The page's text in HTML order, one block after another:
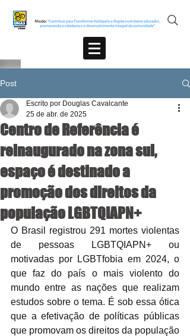
Post
Centro de Referência é
reinaugurado na zona sul,
espaço é destinado a
promoção dos direitos da
população LGBTQIAPN+
Escrito por Douglas Cavalcante
25 de abr. de 2025
O Brasil registrou 291 mortes violentas
de pessoas LGBTQIAPN+ ou
motivadas por LGBTfobia em 2024, o
que faz do país o mais violento do
mundo entre as nações que realizam
estudos sobre o tema. É sob essa ótica
que a efetivação de políticas públicas
que promovam os direitos da população